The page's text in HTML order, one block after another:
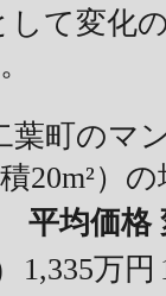
して変化
葉町のマ
20m²）
平均価格
1,335万円